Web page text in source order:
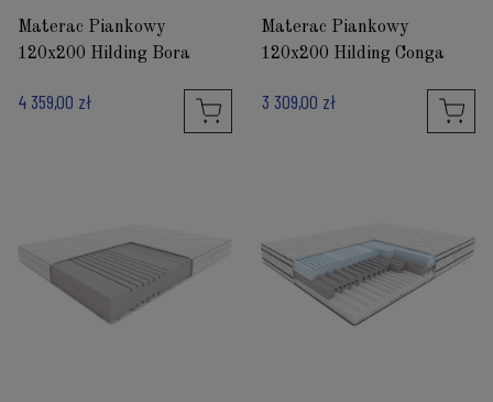
Materac Piankowy
120x200 Hilding Bora
4 359,00 zł
Materac Piankowy
120x200 Hilding Conga
3 309,00 zł